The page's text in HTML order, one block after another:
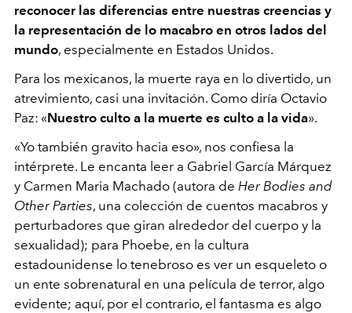
reconocer las diferencias entre nuestras creencias y
la representación de lo macabro en otros lados del
mundo, especialmente en Estados Unidos.
Para los mexicanos, la muerte raya en lo divertido, un
atrevimiento, casi una invitación. Como diría Octavio
Paz: «Nuestro culto a la muerte es culto a la vida».
«Yo también gravito hacia eso», nos confiesa la
intérprete. Le encanta leer a Gabriel García Márquez
y Carmen Maria Machado (autora de Her Bodies and
Other Parties, una colección de cuentos macabros y
perturbadores que giran alrededor del cuerpo y la
sexualidad); para Phoebe, en la cultura
estadounidense lo tenebroso es ver un esqueleto o
un ente sobrenatural en una película de terror, algo
evidente; aquí, por el contrario, el fantasma es algo